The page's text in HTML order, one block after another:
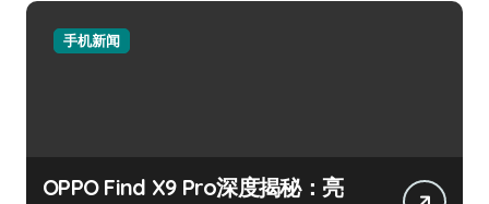
手机新闻
OPPO Find X9 Pro深度揭秘：亮